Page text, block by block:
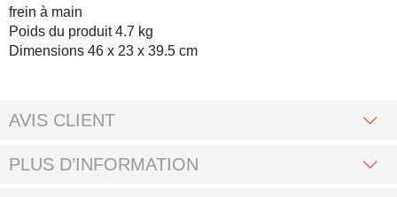
frein à main
Poids du produit 4.7 kg
Dimensions 46 x 23 x 39.5 cm
AVIS CLIENT
PLUS D’INFORMATION